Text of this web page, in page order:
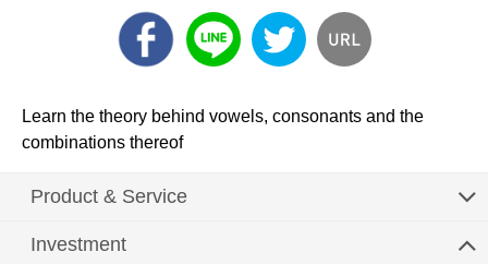
Learn the theory behind vowels, consonants and the
combinations thereof
Product & Service
Investment